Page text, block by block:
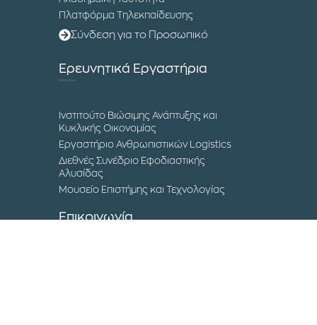
Πλατφόρμα Τηλεκπαίδευσης
Σύνδεση για το Προσωπικό
Ερευνητικά Εργαστήρια
Ινστιτούτο Βιώσιμης Ανάπτυξης και
Κυκλικής Οικονομίας
Εργαστήριο Ανθρωπιστικών Logistics
Διεθνές Συνέδριο Εφοδιαστικής
Αλυσίδας
Μουσείο Επιστήμης και Τεχνολογίας
Επικοινωνία